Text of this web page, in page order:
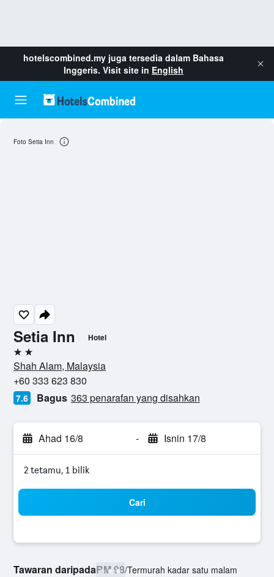
hotelscombined.my juga tersedia dalam Bahasa
Inggeris. Visit site in English
Setia Inn Hotel
2 bintang
Shah Alam, Malaysia
+60 333 623 830
7.6 Bagus 363 penarafan yang disahkan
Ahad 16/8 - Isnin 17/8
2 tetamu, 1 bilik
Cari
Tawaran daripadaRM 98/Termurah kadar satu malam
Foto Setia Inn